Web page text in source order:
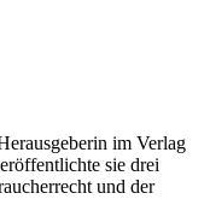
im Verlag
sie drei
und der